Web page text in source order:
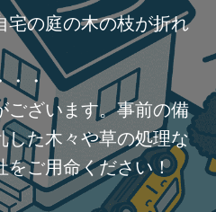
宅の庭の木の枝が折れ
・・
ございます。事前の備
た木々や草の処理な
をご用命ください！